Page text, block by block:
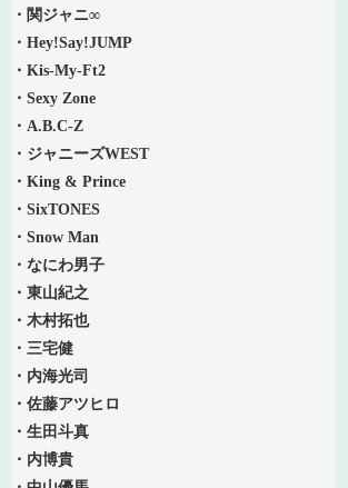
・関ジャニ∞
・Hey!Say!JUMP
・Kis-My-Ft2
・Sexy Zone
・A.B.C-Z
・ジャニーズWEST
・King & Prince
・SixTONES
・Snow Man
・なにわ男子
・東山紀之
・木村拓也
・三宅健
・内海光司
・佐藤アツヒロ
・生田斗真
・内博貴